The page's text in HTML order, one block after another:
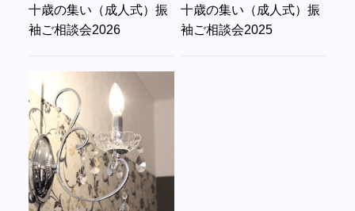
十歳の集い（成人式）振
袖ご相談会2026
十歳の集い（成人式）振
袖ご相談会2025